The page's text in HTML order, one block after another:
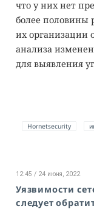
что у них нет
более половины
их организации
анализа
для выявления
Hornetsecurity
12:45 / 24 июня, 2022
Уязвимости
следует